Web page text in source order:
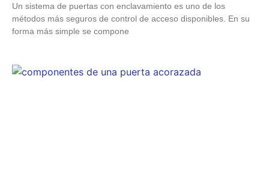
Un sistema de puertas con enclavamiento es uno de los
métodos más seguros de control de acceso disponibles. En su
forma más simple se compone